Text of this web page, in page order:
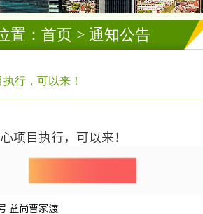
置：首页 > 通知公告
行，可以来！